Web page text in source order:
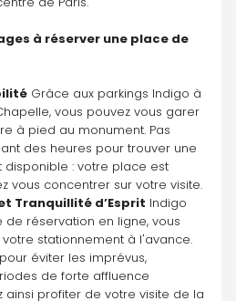
à réserver une place de
Grâce aux parkings Indigo à
vous pouvez vous garer
à pied au monument. Pas
des heures pour trouver une
: votre place est
vous concentrer sur votre visite.
Tranquillité d’Esprit Indigo
réservation en ligne, vous
stationnement à l'avance.
éviter les imprévus,
de forte affluence
ainsi profiter de votre visite de la